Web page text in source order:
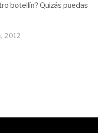
botellín? Quizás puedas
2012